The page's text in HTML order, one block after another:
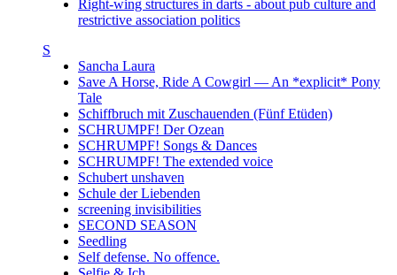
Right-wing structures in darts - about pub culture and
restrictive association politics
S
Sancha Laura
Save A Horse, Ride A Cowgirl — An *explicit* Pony
Tale
Schiffbruch mit Zuschauenden (Fünf Etüden)
SCHRUMPF! Der Ozean
SCHRUMPF! Songs & Dances
SCHRUMPF! The extended voice
Schubert unshaven
Schule der Liebenden
screening invisibilities
SECOND SEASON
Seedling
Self defense. No offence.